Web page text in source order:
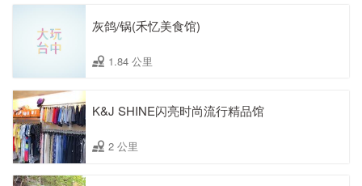
灰鸽/锅(禾忆美食馆)
1.84 公里
K&J SHINE闪亮时尚流行精品馆
2 公里